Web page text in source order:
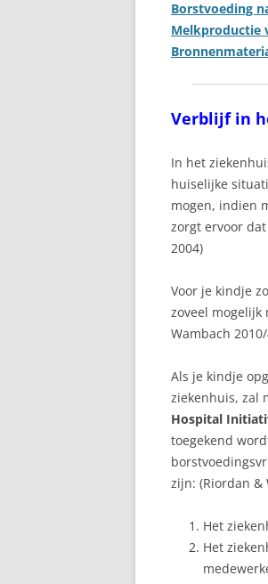
Borstvoeding
Melkproductie
Verblijf in
In het
huiselijke
mogen, indien
zorgt ervoor
2004)
Voor je kindje
zoveel
Wambach
Als je kindje
ziekenhuis, zal
Hospital
toegekend
zijn: (Riordan &
Het
Het